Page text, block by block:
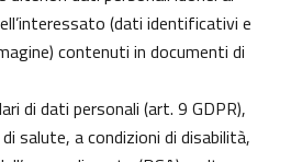
(dati identificativi e
contenuti in documenti di
di dati personali (art. 9 GDPR),
salute, a condizioni di disabilità,